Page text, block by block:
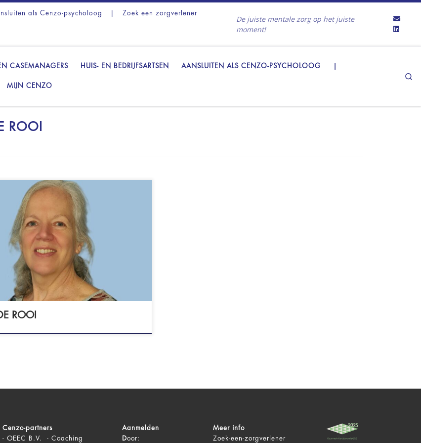
als Cenzo-psycholoog Zoek een zorgverlener
De juiste mentale zorg op het juiste
moment!
CASEMANAGERS HUIS- EN BEDRIJFSARTSEN AANSLUITEN ALS CENZO-PSYCHOLOOG
MIJN CENZO
ROOI
De Rooi Alleen
- GZ-psycholoog (BIG:
- lid NIP
ROOI
Cenzo-partners
- OEEC B.V. - Coaching
Aanmelden
Door:
Meer info
Zoek-een-zorgverlener